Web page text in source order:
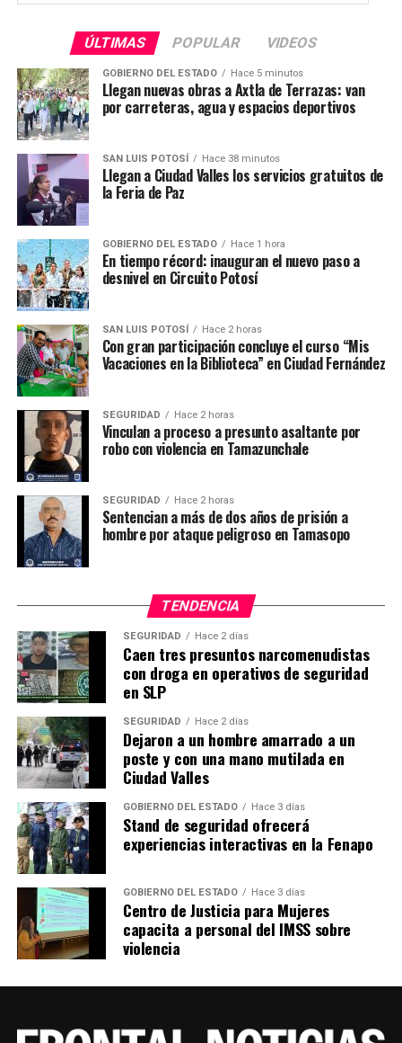
ÚLTIMAS POPULAR VIDEOS
GOBIERNO DEL ESTADO Hace 5 minutos
Llegan nuevas obras a Axtla de Terrazas: van
por carreteras, agua y espacios deportivos
SAN LUIS POTOSÍ Hace 38 minutos
Llegan a Ciudad Valles los servicios gratuitos de
la Feria de Paz
GOBIERNO DEL ESTADO Hace 1 hora
En tiempo récord: inauguran el nuevo paso a
desnivel en Circuito Potosí
SAN LUIS POTOSÍ Hace 2 horas
Con gran participación concluye el curso “Mis
Vacaciones en la Biblioteca” en Ciudad Fernández
SEGURIDAD Hace 2 horas
Vinculan a proceso a presunto asaltante por
robo con violencia en Tamazunchale
SEGURIDAD Hace 2 horas
Sentencian a más de dos años de prisión a
hombre por ataque peligroso en Tamasopo
TENDENCIA
SEGURIDAD Hace 2 días
Caen tres presuntos narcomenudistas
con droga en operativos de seguridad
en SLP
SEGURIDAD Hace 2 días
Dejaron a un hombre amarrado a un
poste y con una mano mutilada en
Ciudad Valles
GOBIERNO DEL ESTADO Hace 3 días
Stand de seguridad ofrecerá
experiencias interactivas en la Fenapo
GOBIERNO DEL ESTADO Hace 3 días
Centro de Justicia para Mujeres
capacita a personal del IMSS sobre
violencia